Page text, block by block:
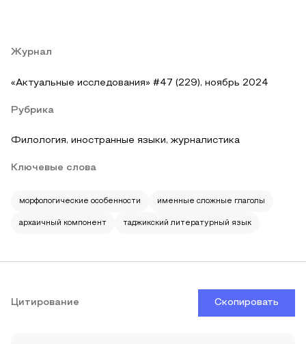
Журнал
«Актуальные исследования» #47 (229), ноябрь 2024
Рубрика
Филология, иностранные языки, журналистика
Ключевые слова
морфологические особенности именные сложные глаголы
архаичный компонент таджикский литературный язык
Цитирование Скопировать